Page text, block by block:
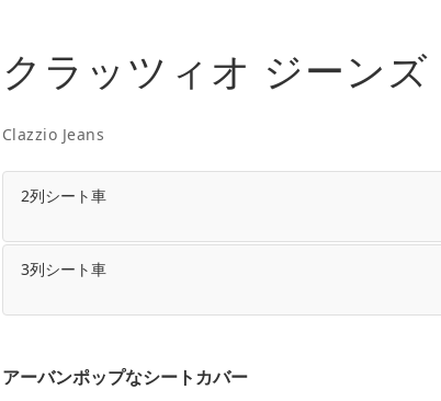
クラッツィオ ジーンズ
Clazzio Jeans
2列シート車
3列シート車
アーバンポップなシートカバー